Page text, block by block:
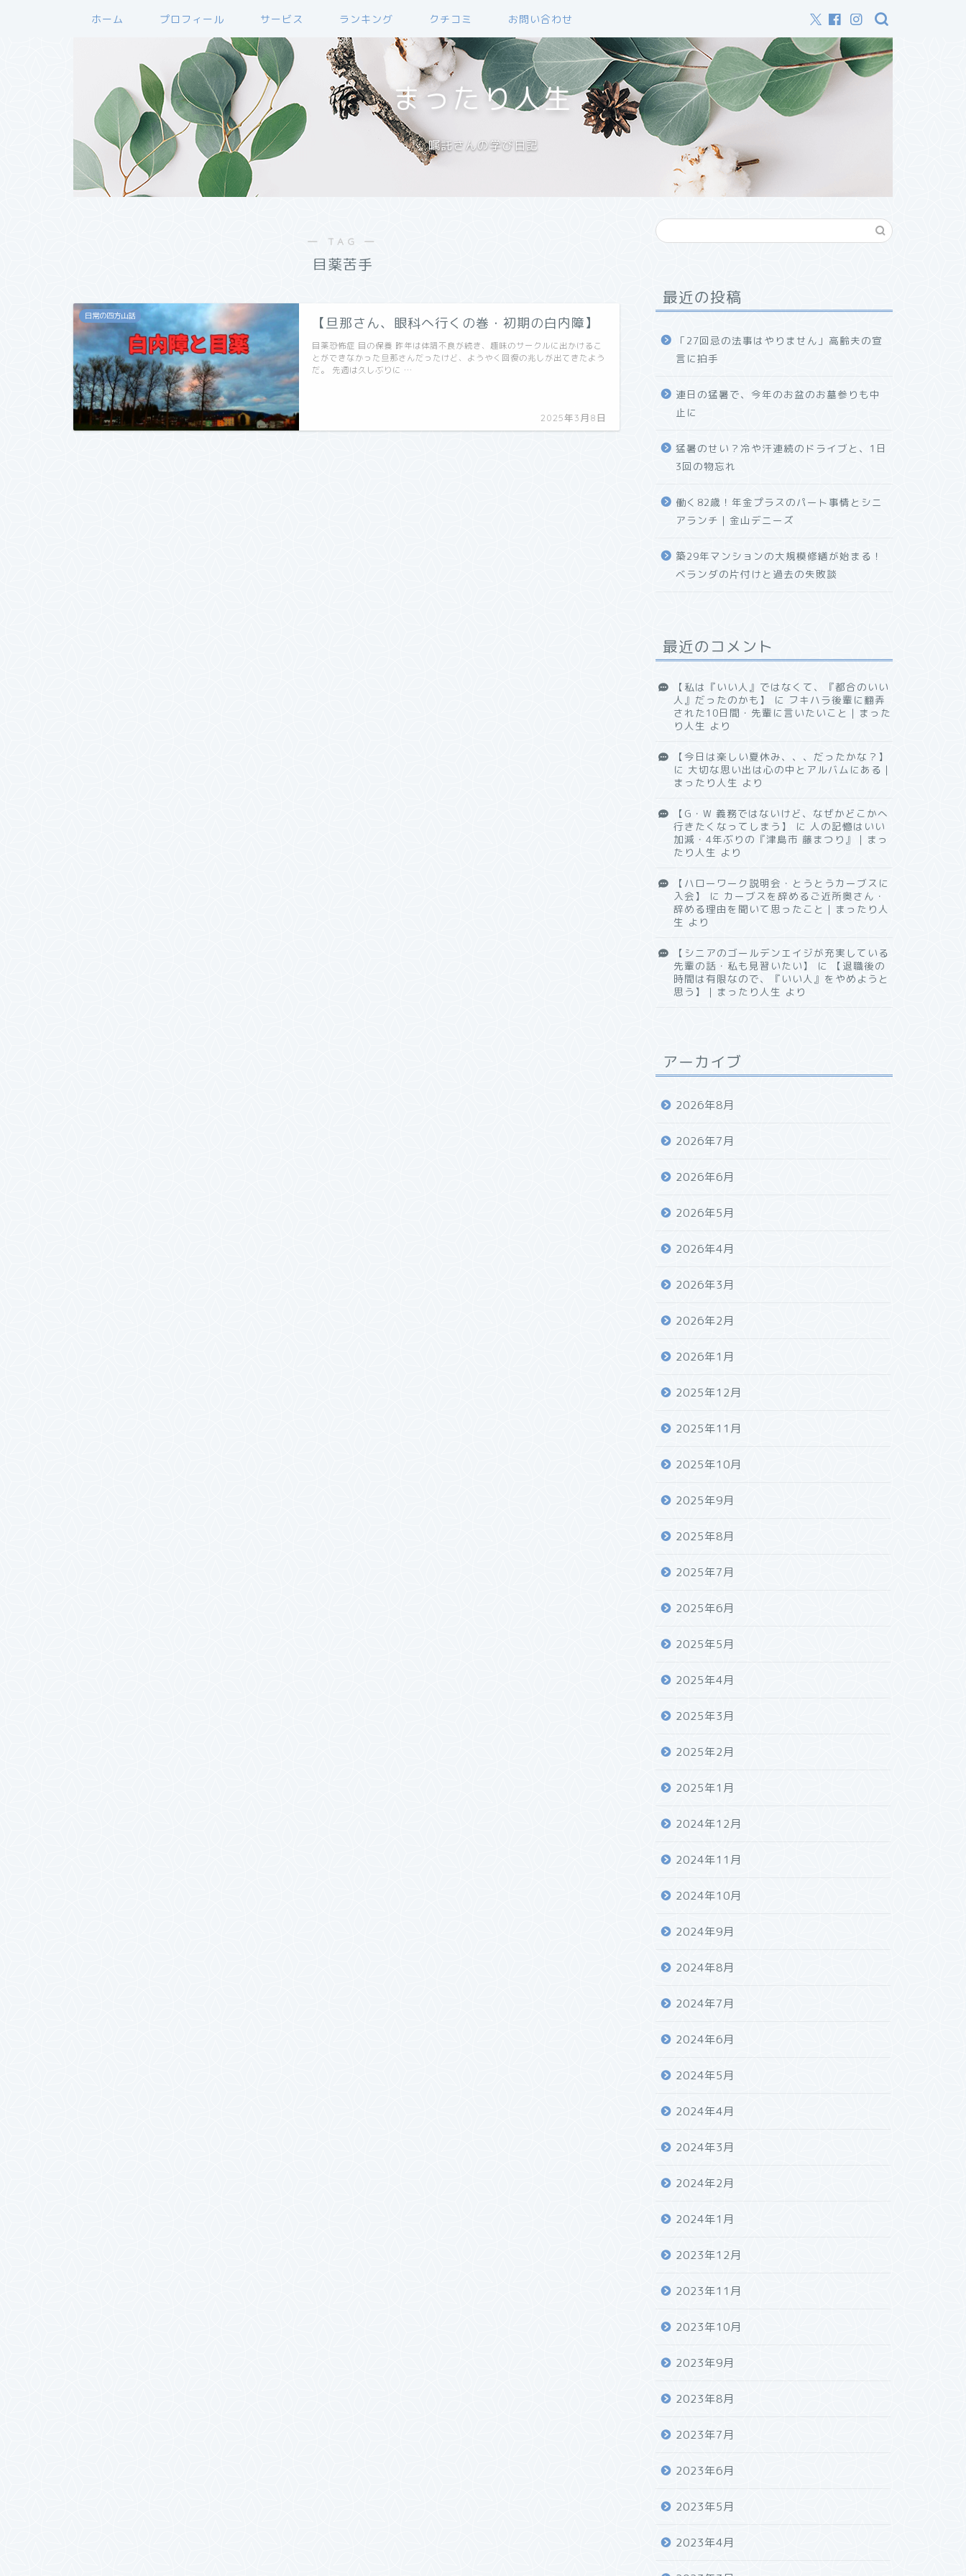
ホーム プロフィール サービス ランキング クチコミ お問い合わせ
まったり人生
嘱託さんの学び日記
― TAG ―
目薬苦手
日常の四方山話 【旦那さん、眼科へ行くの巻・初期の白内障】
2025年3月8日
目薬恐怖症 目の保養 昨年は体調不良が続き、趣味のサークルに出かけるこ
とができなかった旦那さんだったけど、ようやく回復の兆しが出てきたよう
だ。 先週は久しぶりに …
最近の投稿
「27回忌の法事はやりません」高齢夫の宣
言に拍手
連日の猛暑で、今年のお盆のお墓参りも中
止に
猛暑のせい？冷や汗連続のドライブと、1日
3回の物忘れ
働く82歳！年金プラスのパート事情とシニ
アランチ｜金山デニーズ
築29年マンションの大規模修繕が始まる！
ベランダの片付けと過去の失敗談
最近のコメント
【私は『いい人』ではなくて、『都合のいい
人』だったのかも】
に フキハラ後輩に翻弄
された10日間・先輩に言いたいこと｜まった
り人生 より
【今日は楽しい夏休み、、、だったかな？】
に 大切な思い出は心の中とアルバムにある｜
まったり人生 より
【G・W 義務ではないけど、なぜかどこかへ
行きたくなってしまう】
に 人の記憶はいい
加減・4年ぶりの『津島市 藤まつり』｜まっ
たり人生 より
【ハローワーク説明会・とうとうカーブスに
入会】
に カーブスを辞めるご近所奥さん・
辞める理由を聞いて思ったこと｜まったり人
生 より
【シニアのゴールデンエイジが充実している
先輩の話・私も見習いたい】
に
【退職後の
時間は有限なので、『いい人』をやめようと
思う】｜まったり人生 より
アーカイブ
2026年8月
2026年7月
2026年6月
2026年5月
2026年4月
2026年3月
2026年2月
2026年1月
2025年12月
2025年11月
2025年10月
2025年9月
2025年8月
2025年7月
2025年6月
2025年5月
2025年4月
2025年3月
2025年2月
2025年1月
2024年12月
2024年11月
2024年10月
2024年9月
2024年8月
2024年7月
2024年6月
2024年5月
2024年4月
2024年3月
2024年2月
2024年1月
2023年12月
2023年11月
2023年10月
2023年9月
2023年8月
2023年7月
2023年6月
2023年5月
2023年4月